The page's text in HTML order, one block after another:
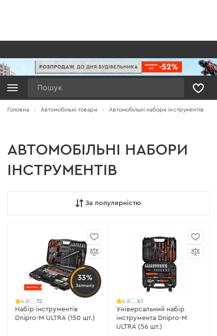
Головна Автомобільні товари Автомобільні набори інструментів
АВТОМОБІЛЬНІ НАБОРИ
ІНСТРУМЕНТІВ
За популярністю
33%
Залишку
4.8 32
Набір інструментів
Dnipro-M ULTRA (150 шт.)
4.8 61
Універсальний набір
інструмента Dnipro-M
ULTRA (56 шт.)